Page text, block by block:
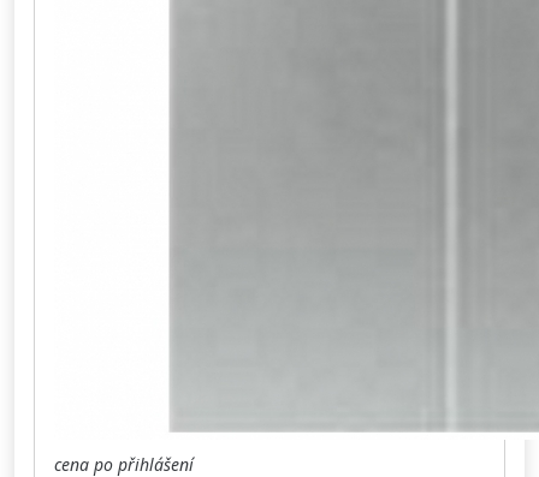
cena po přihlášení